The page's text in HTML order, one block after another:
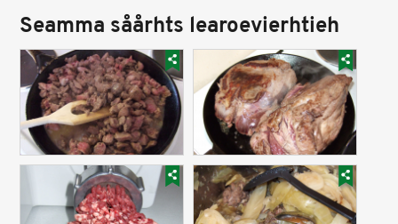
Seamma såårhts learoevierhtieh